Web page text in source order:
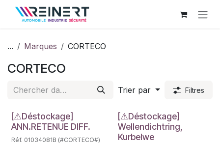
Se rendre au contenu
... Marques CORTECO
CORTECO
Trier par Filtres
Déstockage
[⚠Déstockage]
ANN.RETENUE DIFF.
Réf. 01034081B (#CORTECO#) Déstockage
[⚠Déstockage]
Wellendichtring,
Kurbelwe